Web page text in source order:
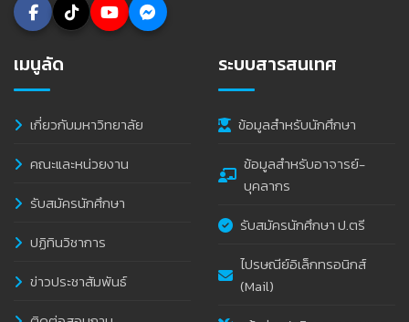
เมนูลัด
เกี่ยวกับมหาวิทยาลัย
คณะและหน่วยงาน
รับสมัครนักศึกษา
ปฏิทินวิชาการ
ข่าวประชาสัมพันธ์
ระบบสารสนเทศ
ข้อมูลสำหรับนักศึกษา
ข้อมูลสำหรับอาจารย์-
บุคลากร
รับสมัครนักศึกษา ป.ตรี
ไปรษณีย์อิเล็กทรอนิกส์
(Mail)